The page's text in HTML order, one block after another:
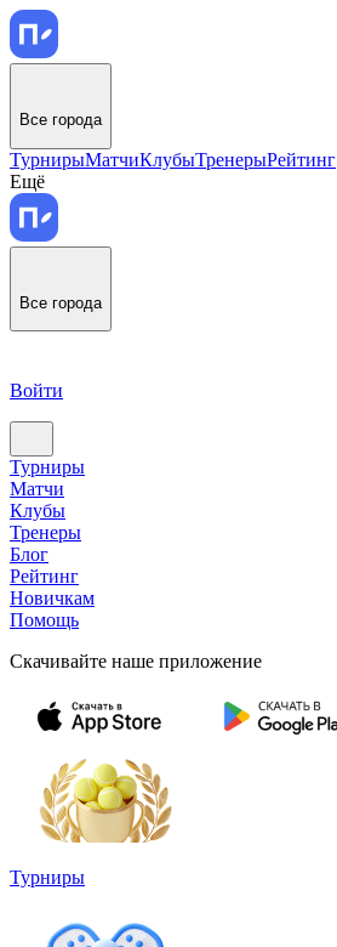
Все города
ТурнирыМатчиКлубыТренерыРейтинг
Ещё
Все города
Войти
Турниры
Матчи
Клубы
Тренеры
Блог
Рейтинг
Новичкам
Помощь
Скачивайте наше приложение
Турниры